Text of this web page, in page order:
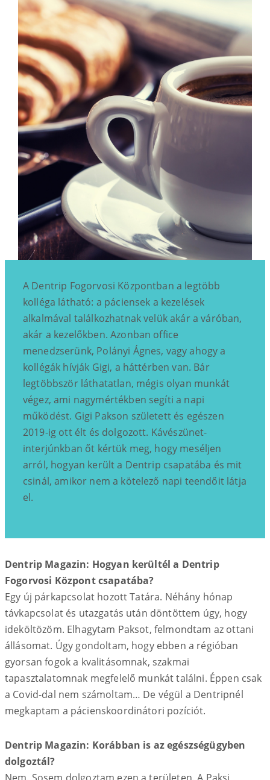
A Dentrip Fogorvosi Központban a legtöbb
kolléga látható: a páciensek a kezelések
alkalmával találkozhatnak velük akár a váróban,
akár a kezelőkben. Azonban office
menedzserünk, Polányi Ágnes, vagy ahogy a
kollégák hívják Gigi, a háttérben van. Bár
legtöbbször láthatatlan, mégis olyan munkát
végez, ami nagymértékben segíti a napi
működést. Gigi Pakson született és egészen
2019-ig ott élt és dolgozott. Kávészünet-
interjúnkban őt kértük meg, hogy meséljen
arról, hogyan került a Dentrip csapatába és mit
csinál, amikor nem a kötelező napi teendőit látja
el.
Dentrip Magazin: Hogyan kerültél a Dentrip
Fogorvosi Központ csapatába?
Egy új párkapcsolat hozott Tatára. Néhány hónap
távkapcsolat és utazgatás után döntöttem úgy, hogy
ideköltözöm. Elhagytam Paksot, felmondtam az ottani
állásomat. Úgy gondoltam, hogy ebben a régióban
gyorsan fogok a kvalitásomnak, szakmai
tapasztalatomnak megfelelő munkát találni. Éppen csak
a Covid-dal nem számoltam… De végül a Dentripnél
megkaptam a pácienskoordinátori pozíciót.
Dentrip Magazin: Korábban is az egészségügyben
dolgoztál?